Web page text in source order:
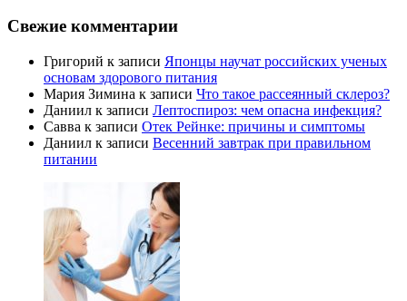
Свежие комментарии
Григорий к записи Японцы научат российских ученых
основам здорового питания
Мария Зимина к записи Что такое рассеянный склероз?
Даниил к записи Лептоспироз: чем опасна инфекция?
Савва к записи Отек Рейнке: причины и симптомы
Даниил к записи Весенний завтрак при правильном
питании